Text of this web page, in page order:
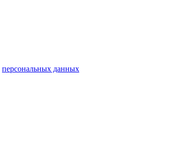
персональных данных